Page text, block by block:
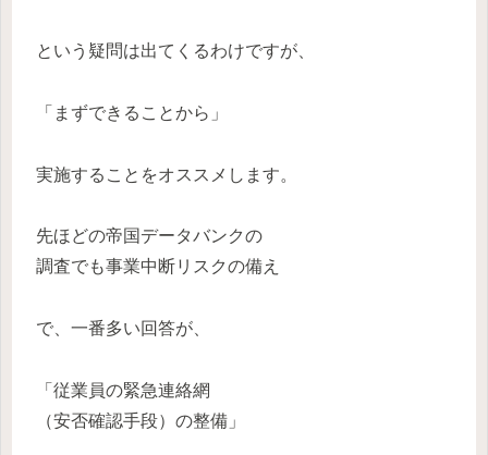
という疑問は出てくるわけですが、
「まずできることから」
実施することをオススメします。
先ほどの帝国データバンクの
調査でも事業中断リスクの備え
で、一番多い回答が、
「従業員の緊急連絡網
（安否確認手段）の整備」